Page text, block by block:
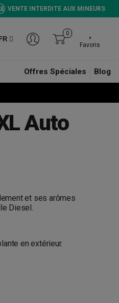
VENTE INTERDITE AUX MINEURS
0
Favoris
Offres Spéciales Blog
Auto
et ses arômes
Diesel.
en extérieur.